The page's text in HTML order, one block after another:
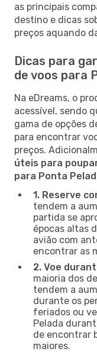
as principais
destino e dicas
preços aquando
Dicas para
de voos para
Na eDreams, o
acessível, sendo
gama de opções
para encontrar
preços.
úteis para
para Ponta
1. Reserve
tendem a
partida se
épocas altas
avião com
encontrar as
2. Voe
maioria dos
tendem a
durante os
feriados ou
Pelada
de encontrar
maiores.